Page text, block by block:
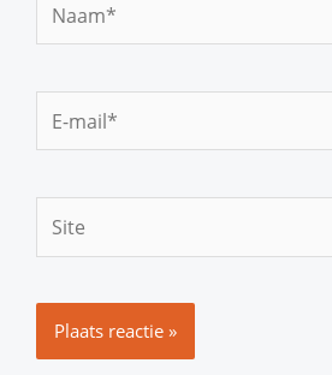
mail*
Site